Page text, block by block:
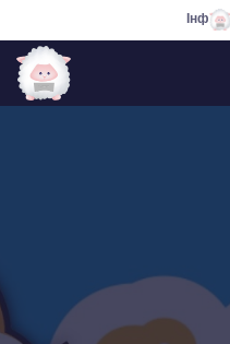
Інф